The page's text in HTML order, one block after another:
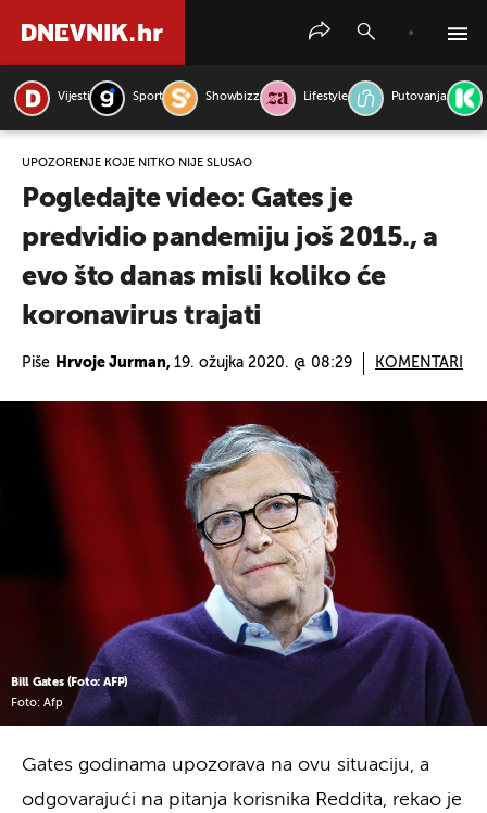
Vijesti Sport Showbizz Lifestyle Putovanja
UPOZORENJE KOJE NITKO NIJE SLUŠAO
Pogledajte video: Gates je
predvidio pandemiju još 2015., a
evo što danas misli koliko će
koronavirus trajati
Piše Hrvoje Jurman, 19. ožujka 2020. @ 08:29 KOMENTARI
Bill Gates (Foto: AFP)
Foto: Afp
Gates godinama upozorava na ovu situaciju, a
odgovarajući na pitanja korisnika Reddita, rekao je
PRETRAŽITE VIJESTI